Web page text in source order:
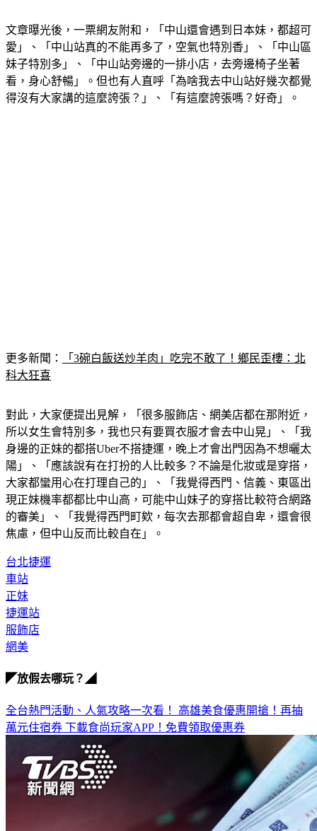
文章曝光後，一票網友附和，「中山還會遇到日本妹，都超可
愛」、「中山站真的不能再多了，空氣也特別香」、「中山區
妹子特別多」、「中山站旁邊的一排小店，去旁邊椅子坐著
看，身心舒暢」。但也有人直呼「為啥我去中山站好幾次都覺
得沒有大家講的這麼誇張？」、「有這麼誇張嗎？好奇」。
更多新聞：
「3碗白飯送炒羊肉」吃完不敢了！鄉民歪樓：北
科大狂喜
對此，大家便提出見解，「很多服飾店、網美店都在那附近，
所以女生會特別多，我也只有要買衣服才會去中山晃」、「我
身邊的正妹的都搭Uber不搭捷運，晚上才會出門因為不想曬太
陽」、「應該說有在打扮的人比較多？不論是化妝或是穿搭，
大家都蠻用心在打理自己的」、「我覺得西門、信義、東區出
現正妹機率都都比中山高，可能中山妹子的穿搭比較符合網路
的審美」、「我覺得西門町欸，每次去那都會超自卑，還會很
焦慮，但中山反而比較自在」。
台北捷運
車站
正妹
捷運站
服飾店
網美
◤放假去哪玩？◢
全台熱門活動、人氣攻略一次看！ 高雄美食優惠開搶！再抽
萬元住宿券 下載食尚玩家APP！免費領取優惠券